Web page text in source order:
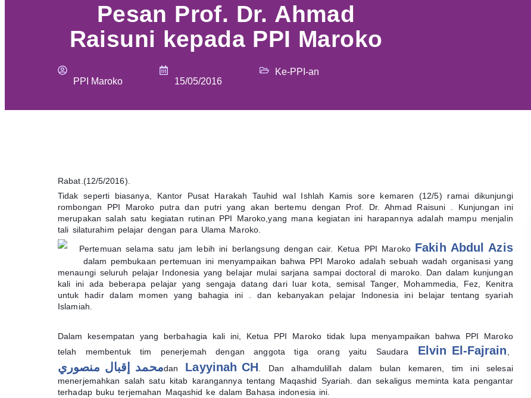
Pesan Prof. Dr. Ahmad
Raisuni kepada PPI Maroko
PPI Maroko 15/05/2016
Ke-PPI-an
Rabat.(12/5/2016).
Tidak seperti biasanya, Kantor Pusat Harakah Tauhid wal Ishlah Kamis sore kemaren (12/5) ramai dikunjungi
rombongan PPI Maroko putra dan putri yang akan bertemu dengan Prof. Dr. Ahmad Raisuni . Kunjungan ini
merupakan salah satu kegiatan rutinan PPI Maroko,yang mana kegiatan ini harapannya adalah mampu menjalin
tali silaturahim pelajar dengan para Ulama Maroko.
Pertemuan selama satu jam lebih ini berlangsung dengan cair. Ketua PPI Maroko Fakih Abdul Azis
dalam pembukaan pertemuan ini menyampaikan bahwa PPI Maroko adalah sebuah wadah organisasi yang
menaungi seluruh pelajar Indonesia yang belajar mulai sarjana sampai doctoral di maroko. Dan dalam kunjungan
kali ini ada beberapa pelajar yang sengaja datang dari luar kota, semisal Tanger, Mohammedia, Fez, Kenitra
untuk hadir dalam momen yang bahagia ini . dan kebanyakan pelajar Indonesia ini belajar tentang syariah
Islamiah.
Dalam kesempatan yang berbahagia kali ini, Ketua PPI Maroko tidak lupa menyampaikan bahwa PPI Maroko
telah membentuk tim penerjemah dengan anggota tiga orang yaitu Saudara Elvin El-Fajrain
محمد إقبال منصوريdan Layyinah CH . Dan alhamdulillah dalam bulan kemaren, tim ini selesai
menerjemahkan salah satu kitab karangannya tentang Maqashid Syariah. dan sekaligus meminta kata pengantar
terhadap buku terjemahan Maqashid ke dalam Bahasa indonesia ini.